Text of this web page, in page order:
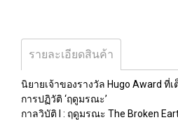
รายละเอียดสินค้า
นิยายเจ้าของรางวัล Hugo Award ที่
การปฏิวัติ ‘ฤดูมรณะ’
กาลวิบัติ I : ฤดูมรณะ The Broken